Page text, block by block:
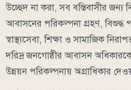
উচ্ছেদ না করা, সব বস্তিবাসীর জন্য
আবাসনের পরিকল্পনা গ্রহণ, বিশুদ্ধ
স্বাস্থ্যসেবা, শিক্ষা ও সামাজিক
দরিদ্র জনগোষ্ঠীর আবাসন
উন্নয়ন পরিকল্পনায় অগ্রাধিকার